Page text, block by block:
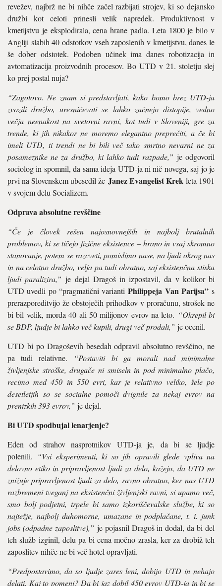
revežev, najbrž ne bi nihče začel razbijati strojev, ki so dejansko
družbi kot celoti prinesli velik napredek. Produktivnost v
kmetijstvu je eksplodirala, cena hrane padla. Leta 1800 je bilo v
Angliji slabih 40 odstotkov vseh zaposlenih v kmetijstvu, danes le
še dober odstotek. Podoben učinek ima danes robotizacija in
avtomatizacija proizvodnih procesov. Bo UTD v 21. stoletju slej
ko prej postal nuja?
“Zagotovo. Ne znam si predstavljati, kako bomo brez UTD-ja
zvozili družbo, uresničevati se lahko začnejo distopije, vedno
večja neenakost na svetovni ravni, kot tudi v Sloveniji, gre za
trende, ki jih nikakor ne moremo elegantno preprečiti, a če bi
imeli UTD, ti trendi ne bi bili več tako smrtno nevarni ne za
posameznike ne za družbo, ki lahko tudi razpade,” je odgovoril
sociolog in spomnil, da sama ideja UTD-ja ni nič novega, saj jo je
prvi na Slovenskem ubesedil že Janez Evangelist Krek leta 1901
v svojem delu Socializem.
Odprava absolutne revščine
“Če je človek rešen najosnovnejših in najbolj brutalnih
problemov, ki se tičejo fizične eksistence – hrano in vsaj skromno
stanovanje, potem se razcveti, pomislimo nase, na ljudi okrog nas
in na celotno družbo, velja pa tudi obratno, saj eksistenčna stiska
ljudi paralizira,” je dejal Dragoš in izpostavil, da v kolikor bi
UTD uvedli po “pragmatični variantiPhilippeja Van Parijsa”s
prerazporeditvijo že obstoječih prihodkov v proračunu, strošek ne
bi bil velik, morda 40 ali 50 milijonov evrov na leto. “Okrepil bi
se BDP, ljudje bi lahko več kupili, drugi več prodali,” je ocenil.
UTD bi po Dragoševih besedah odpravil absolutno revščino, ne
pa tudi relativne. “Postaviti bi ga morali nad minimalne
življenjske stroške, drugače ni smiseln in pod minimalno plačo,
recimo med 450 in 550 evri, kar je relativno veliko, šele po
desetletjih so se socialne pomoči dvignile za nekaj evrov na
prenizkih 393 evrov,” je dejal.
Bi UTD spodbujal lenarjenje?
Eden od strahov nasprotnikov UTD-ja je, da bi se ljudje
polenili. “Vsi eksperimenti, ki so jih opravili glede vpliva na
delovno etiko in pripravljenost ljudi za delo, kažejo, da UTD ne
znižuje pripravljenost ljudi za delo, ravno obratno, ker nas UTD
razbremeni tveganj na eksistenčni življenjski ravni, si upamo več,
smo bolj podjetni, trpele bi samo izkoriščevalske službe, ki so
najtežje, najbolj duhomorne, umazane in podplačane, t. i. junk
jobs (odpadne zaposlitve),” je pojasnil Dragoš in dodal, da bi del
teh služb izginil, delu pa bi cena močno zrasla, ker za drobiž teh
zaposlitev nihče ne bi več hotel opravljati.
“Predpostavimo, da so ljudje zares leni, dobijo UTD in nehajo
delati. Kaj to pomeni? Da bi jaz dobil 450 evrov UTD-ja in bi se